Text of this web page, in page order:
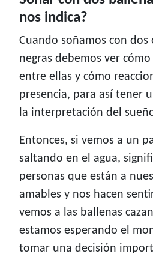
nos indica?
Cuando soñamos con dos
negras debemos ver
entre ellas y cómo
presencia, para así tener
la interpretación del
Entonces, si vemos a un
saltando en el agua,
personas que están a
amables y nos hacen
vemos a las ballenas
estamos esperando el
tomar una decisión